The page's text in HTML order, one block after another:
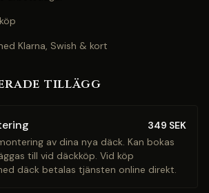
Klarna, Swish & kort
tillägg
349 SEK
av dina nya däck. Kan bokas
till vid däckköp. Vid köp
däck betalas tjänsten online direkt.